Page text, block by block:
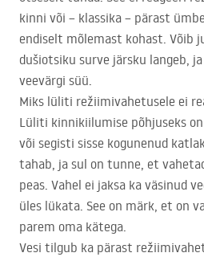
kinni või – klassika – pärast
endiselt mõlemast kohast. Võib
dušiotsiku surve järsku langeb,
veevärgi süü.
Miks lüliti režiimivahetusele ei
Lüliti kinnikiilumise põhjuseks
või segisti sisse kogunenud
tahab, ja sul on tunne, et
peas. Vahel ei jaksa ka väsinud
üles lükata. See on märk, et on
parem oma kätega.
Vesi tilgub ka pärast